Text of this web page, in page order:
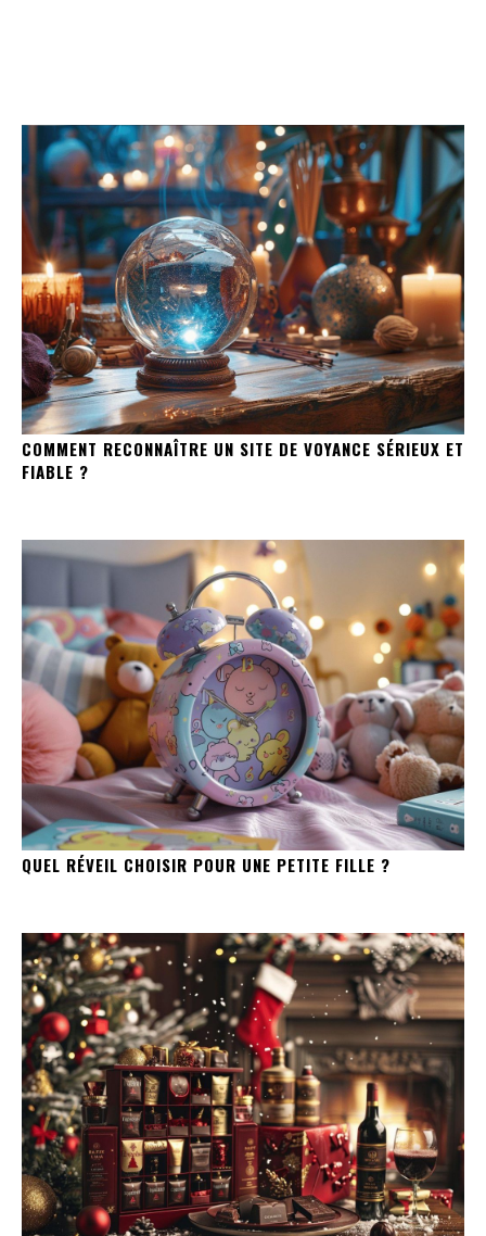
COMMENT RECONNAÎTRE UN SITE DE VOYANCE SÉRIEUX ET
FIABLE ?
QUEL RÉVEIL CHOISIR POUR UNE PETITE FILLE ?